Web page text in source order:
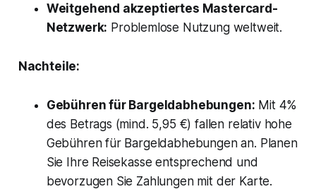
Weitgehend akzeptiertes Mastercard-
Netzwerk: Problemlose Nutzung weltweit.
Nachteile:
Gebühren für Bargeldabhebungen: Mit 4%
des Betrags (mind. 5,95 €) fallen relativ hohe
Gebühren für Bargeldabhebungen an. Planen
Sie Ihre Reisekasse entsprechend und
bevorzugen Sie Zahlungen mit der Karte.